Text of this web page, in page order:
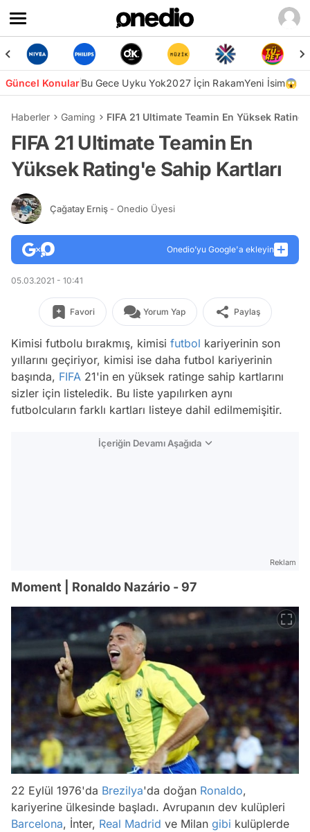
Güncel KonularBu Gece Uyku Yok2027 İçin RakamYeni İsim😱
Haberler Gaming FIFA 21 Ultimate Teamin En Yüksek
FIFA 21 Ultimate Teamin En
Yüksek Rating'e Sahip Kartları
Çağatay Erniş - Onedio Üyesi
Onedio’yu Google'a ekleyin
05.03.2021 - 10:41
Favori Yorum Yap Paylaş
Kimisi futbolu bırakmış, kimisi futbol kariyerinin son
yıllarını geçiriyor, kimisi ise daha futbol kariyerinin
başında, FIFA 21'in en yüksek ratinge sahip kartlarını
sizler için listeledik. Bu liste yapılırken aynı
futbolcuların farklı kartları listeye dahil edilmemişitir.
İçeriğin Devamı Aşağıda
Reklam
Moment | Ronaldo Nazário - 97
22 Eylül 1976'da Brezilya'da doğan Ronaldo,
kariyerine ülkesinde başladı. Avrupanın dev kulüpleri
Barcelona, İnter, Real Madrid ve Milan gibi kulüplerde